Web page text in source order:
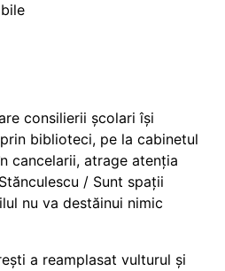
consilierii școlari își
biblioteci, pe la cabinetul
cancelarii, atrage atenția
/ Sunt spații
nu va destăinui nimic
a reamplasat vulturul și